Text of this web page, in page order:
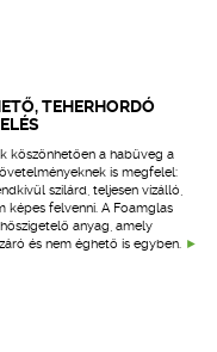
TEHERHORDÓ
köszönhetően a habüveg a
is megfelel:
szilárd, teljesen vízálló,
képes felvenni. A Foamglas
anyag, amely
és nem éghető is egyben.